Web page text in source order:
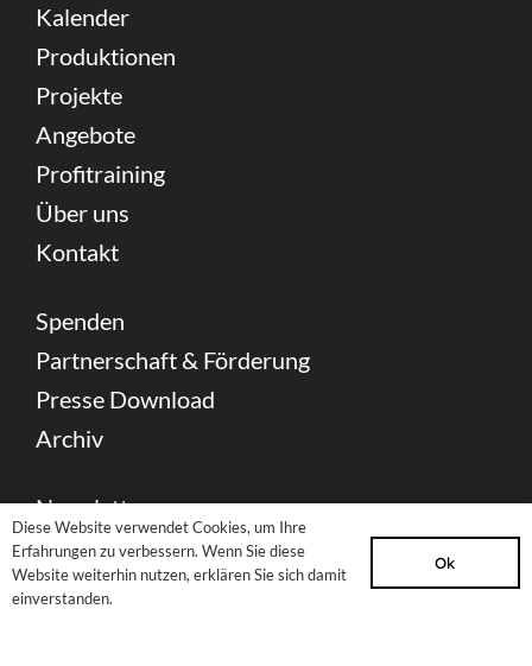
Kalender
Produktionen
Projekte
Angebote
Profitraining
Über uns
Kontakt
Spenden
Partnerschaft & Förderung
Presse Download
Archiv
Newsletter
Sitemap
Impressum
Diese Website verwendet Cookies, um Ihre
Erfahrungen zu verbessern. Wenn Sie diese
Website weiterhin nutzen, erklären Sie sich damit
einverstanden.
Ok